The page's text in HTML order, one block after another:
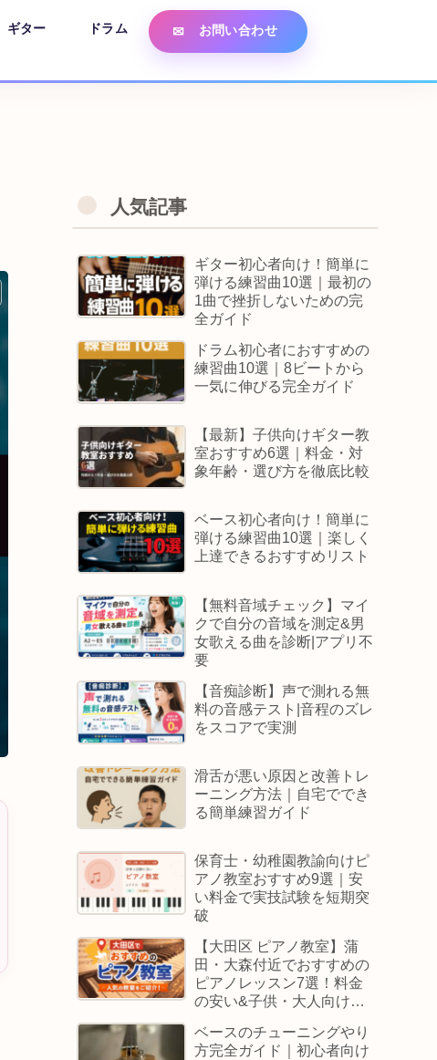
ギター ドラム お問い合わせ
人気記事
ギター初心者向け！簡単に
弾ける練習曲10選｜最初の
1曲で挫折しないための完
全ガイド
ドラム初心者におすすめの
練習曲10選｜8ビートから
一気に伸びる完全ガイド
【最新】子供向けギター教
室おすすめ6選｜料金・対
象年齢・選び方を徹底比較
ベース初心者向け！簡単に
弾ける練習曲10選｜楽しく
上達できるおすすめリスト
【無料音域チェック】マイ
クで自分の音域を測定&男
女歌える曲を診断|アプリ不
要
【音痴診断】声で測れる無
料の音感テスト|音程のズレ
をスコアで実測
滑舌が悪い原因と改善トレ
ーニング方法｜自宅ででき
る簡単練習ガイド
保育士・幼稚園教諭向けピ
アノ教室おすすめ9選｜安
い料金で実技試験を短期突
破
【大田区 ピアノ教室】蒲
田・大森付近でおすすめの
ピアノレッスン7選！料金
の安い&子供・大人向けス
ベースのチューニングやり
方完全ガイド｜初心者向け